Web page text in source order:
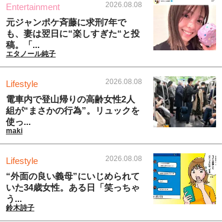
Entertainment 2026.08.08
元ジャンポケ斉藤に求刑7年で
も、妻は翌日に“楽しすぎた“と投
稿。「...
エタノール純子
Lifestyle 2026.08.08
電車内で登山帰りの高齢女性2人
組が“まさかの行為”。リュックを
使っ...
maki
Lifestyle 2026.08.08
“外面の良い義母”にいじめられて
いた34歳女性。ある日「笑っちゃ
う...
鈴木詩子